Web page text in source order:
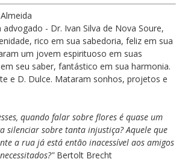
- Dr. Ivan Silva de Nova Soure,
rico em sua sabedoria, feliz em sua
um jovem espirituoso em suas
seu saber, fantástico em sua harmonia.
e D. Dulce. Mataram sonhos, projetos e
quando falar sobre flores é quase um
silenciar sobre tanta injustiça? Aquele que
a rua já está então inacessível aos amigos
Bertolt Brecht